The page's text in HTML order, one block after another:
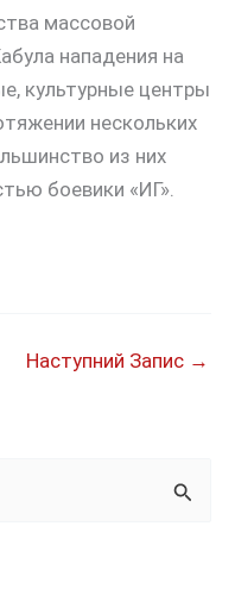
массовой
нападения на
культурные центры
нескольких
из них
боевики «ИГ».
Наступний Запис →